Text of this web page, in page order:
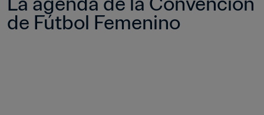
de Fútbol Femenino